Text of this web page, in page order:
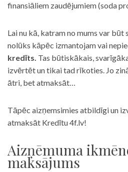
finansiāliem zaudējumiem (soda
Lai nu kā, katram no mums var būt
nolūks kāpēc izmantojam vai
kredīts. Tas būtiskākais,
izvērtēt un tikai tad rīkoties. Jo
ātri, bet atmaksāt…
Tāpēc aizņemsimies atbildīgi un
atmaksāt Kredītu 4f.lv!
Aizņēmuma
maksājums